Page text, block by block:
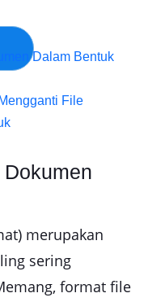
Dalam Bentuk
File
merupakan
sering
format file